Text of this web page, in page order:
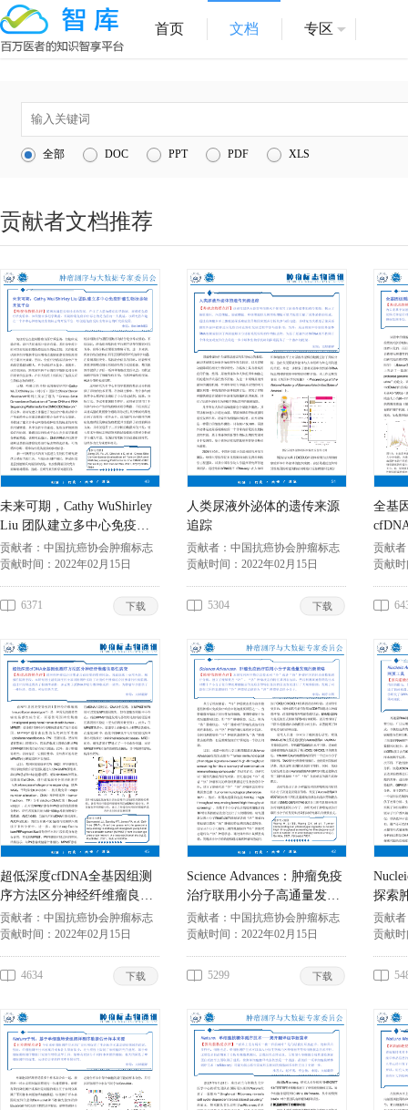
首页 文档 专区
全部 DOC PPT PDF XLS
贡献者文档推荐
未来可期，Cathy WuShirley
Liu 团队建立多中心免疫肿
瘤生物标志物开发平台
贡献者： 中国抗癌协会肿瘤标志
专业委员会
贡献时间： 2022年02月15日
6371 下载
人类尿液外泌体的遗传来源
追踪
贡献者： 中国抗癌协会肿瘤标志
专业委员会
贡献时间： 2022年02月15日
5304 下载
全基
贡献
专业
贡献
超低深度cfDNA全基因组测
序方法区分神经纤维瘤良恶
性病变
贡献者： 中国抗癌协会肿瘤标志
专业委员会
贡献时间： 2022年02月15日
4634 下载
Science Advances：肿瘤免疫
治疗联用小分子高通量发现
的新策略
贡献者： 中国抗癌协会肿瘤标志
专业委员会
贡献时间： 2022年02月15日
5299 下载
探索
贡献
专业
贡献